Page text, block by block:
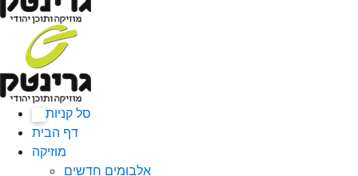
סל קניות
דף הבית
מוזיקה
אלבומים חדשים